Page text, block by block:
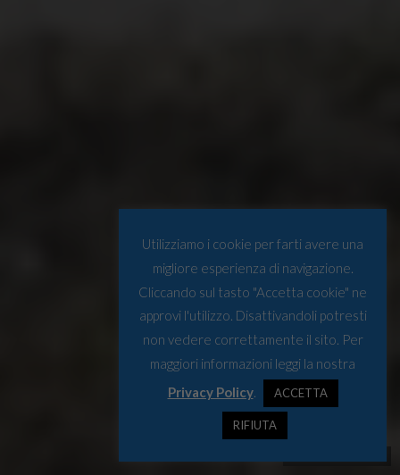
Utilizziamo i cookie per farti avere una
migliore esperienza di navigazione.
Cliccando sul tasto "Accetta cookie" ne
approvi l'utilizzo. Disattivandoli potresti
non vedere correttamente il sito. Per
maggiori informazioni leggi la nostra
Privacy Policy. ACCETTA
RIFIUTA